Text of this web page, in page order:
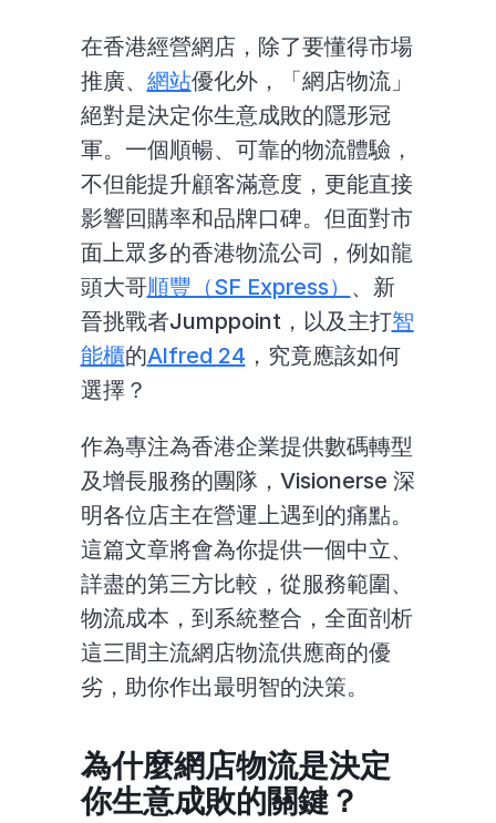
在香港經營網店，除了要懂得市場
推廣、 網站優化外，「網店物流」
絕對是決定你生意成敗的隱形冠
軍。一個順暢、可靠的物流體驗，
不但能提升顧客滿意度，更能直接
影響回購率和品牌口碑。但面對市
面上眾多的香港物流公司，例如龍
頭大哥順豐（SF Express）
、新
晉挑戰者Jumppoint，以及主打智
能櫃的Alfred 24 ，究竟應該如何
選擇？
作為專注為香港企業提供數碼轉型
及增長服務的團隊，Visionerse 深
明各位店主在營運上遇到的痛點。
這篇文章將會為你提供一個中立、
詳盡的第三方比較，從服務範圍、
物流成本，到系統整合，全面剖析
這三間主流網店物流供應商的優
劣，助你作出最明智的決策。
為什麼網店物流是決定
你生意成敗的關鍵？